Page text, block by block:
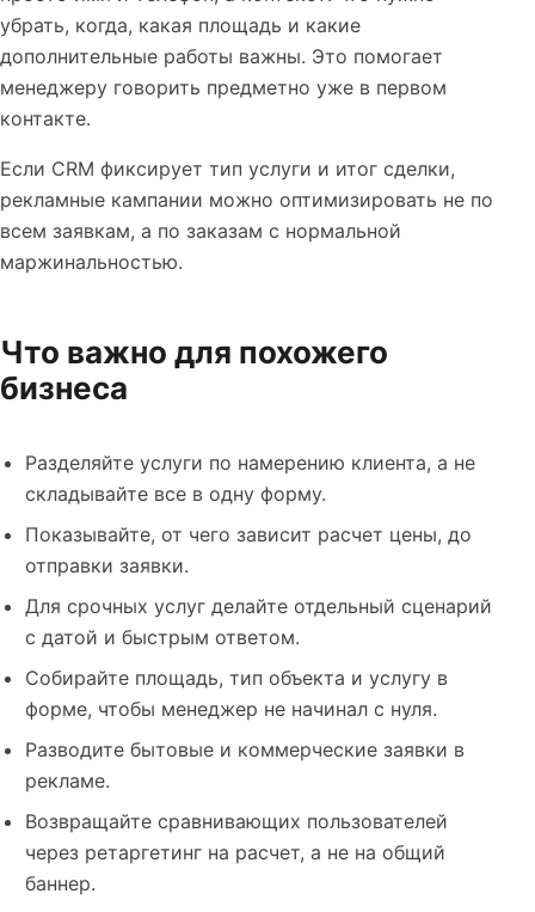
убрать, когда, какая площадь и какие
дополнительные работы важны. Это помогает
менеджеру говорить предметно уже в первом
контакте.
Если CRM фиксирует тип услуги и итог сделки,
рекламные кампании можно оптимизировать не по
всем заявкам, а по заказам с нормальной
маржинальностью.
Что важно для похожего
бизнеса
Разделяйте услуги по намерению клиента, а не
складывайте все в одну форму.
Показывайте, от чего зависит расчет цены, до
отправки заявки.
Для срочных услуг делайте отдельный сценарий
с датой и быстрым ответом.
Собирайте площадь, тип объекта и услугу в
форме, чтобы менеджер не начинал с нуля.
Разводите бытовые и коммерческие заявки в
рекламе.
Возвращайте сравнивающих пользователей
через ретаргетинг на расчет, а не на общий
баннер.